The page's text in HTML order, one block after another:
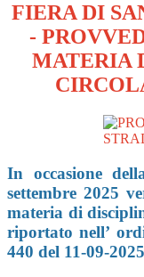
FIERA DI
-
MATERIA
In occasione
settembre 2025
materia di
riportato nell’
440 del 11-09-